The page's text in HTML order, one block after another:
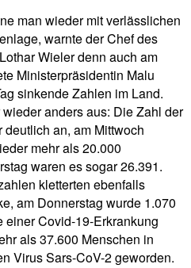
man wieder mit verlässlichen
warnte der Chef des
Wieler denn auch am
Ministerpräsidentin Malu
sinkende Zahlen im Land.
anders aus: Die Zahl der
an, am Mittwoch
mehr als 20.000
waren es sogar 26.391.
kletterten ebenfalls
am Donnerstag wurde 1.070
einer Covid-19-Erkrankung
als 37.600 Menschen in
Virus Sars-CoV-2 geworden.